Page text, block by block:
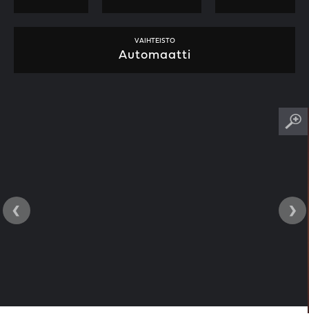
VAIHTEISTO
Automaatti
‹ ›